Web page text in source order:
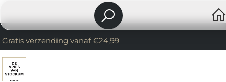
Gratis verzending vanaf €24,99